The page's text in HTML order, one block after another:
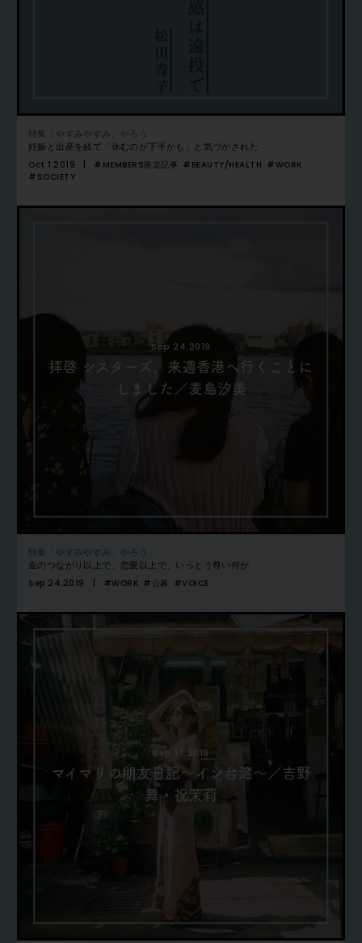
特集：やすみやすみ、やろう
妊娠と出産を経て「休むのが下手かも」と気づかされた
Oct 1.2019
#MEMBERS限定記事 #BEAUTY/HEALTH #WORK
#SOCIETY
Sep 24.2019
拝啓 シスターズ、来週香港へ行くことに
しました／麦島汐美
特集：やすみやすみ、やろう
血のつながり以上で、恋愛以上で、いっとう尊い何か
Sep 24.2019
#WORK #公募 #VOICE
Sep 17.2019
マイマリの朋友日記～イン台湾～／吉野
舞・祝茉莉